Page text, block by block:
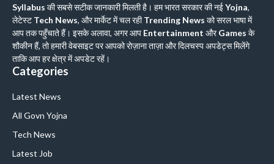
Syllabus की सबसे सटीक जानकारी मिलती है। हम भारत सरकार की नईYojna,
लेटेस्ट Tech News, और मार्केट में चल रहीTrending News को सरल भाषा में
आप तक पहुँचाते हैं। इसके अलावा, अगर आप Entertainment औरGames के
शौकीन हैं, तो हमारी वेबसाइट पर आपको रोज़ाना ताज़ा और दिलचस्प अपडेट्स मिलेंगे
ताकि आप हर क्षेत्र में अपडेट रहें।
Categories
Latest News
All Govn Yojna
Tech News
Latest Job